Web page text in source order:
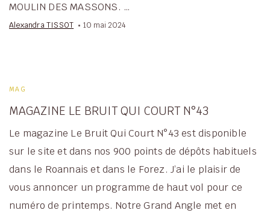
MOULIN DES MASSONS. …
Alexandra TISSOT 10 mai 2024
MAG
MAGAZINE LE BRUIT QUI COURT N°43
Le magazine Le Bruit Qui Court N°43 est disponible
sur le site et dans nos 900 points de dépôts habituels
dans le Roannais et dans le Forez. J’ai le plaisir de
vous annoncer un programme de haut vol pour ce
numéro de printemps. Notre Grand Angle met en